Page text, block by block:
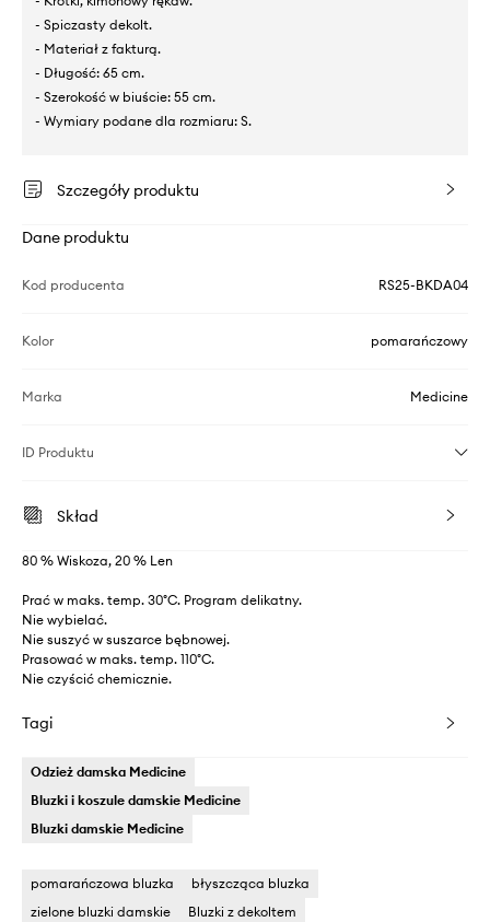
- Spiczasty dekolt.
- Materiał z fakturą.
- Długość: 65 cm.
- Szerokość w biuście: 55 cm.
- Wymiary podane dla rozmiaru: S.
Szczegóły produktu
Dane produktu
Kod producenta RS25-BKDA04
Kolor pomarańczowy
Marka Medicine
ID Produktu
Skład
80 % Wiskoza, 20 % Len
Prać w maks. temp. 30°C. Program delikatny.
Nie wybielać.
Nie suszyć w suszarce bębnowej.
Prasować w maks. temp. 110°C.
Nie czyścić chemicznie.
Tagi
Odzież damska Medicine
Bluzki i koszule damskie Medicine
Bluzki damskie Medicine
pomarańczowa bluzka
błyszcząca bluzka
zielone bluzki damskie
Bluzki z dekoltem